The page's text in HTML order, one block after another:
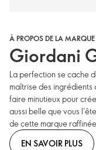
À PROPOS DE LA MARQUE
Giordani
La perfection se cache
maîtrise des ingrédients
faire minutieux pour
aussi belle que vous
de cette marque
EN SAVOIR PLUS